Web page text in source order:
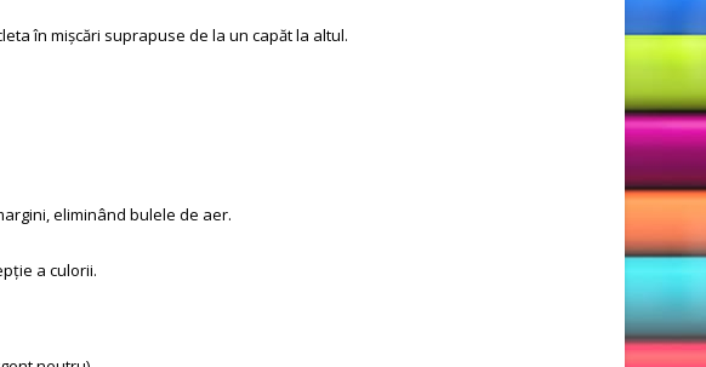
în mișcări suprapuse de la un capăt la altul.
eliminând bulele de aer.
a culorii.